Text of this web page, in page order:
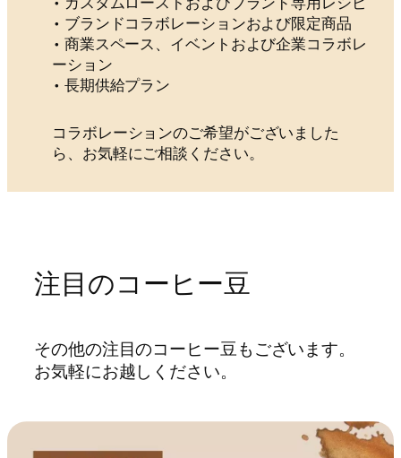
• ブランドコラボレーションおよび限定商品
• 商業スペース、イベントおよび企業コラボレ
ーション
• 長期供給プラン
コラボレーションのご希望がございました
ら、お気軽にご相談ください。
注目のコーヒー豆
その他の注目のコーヒー豆もございます。
お気軽にお越しください。